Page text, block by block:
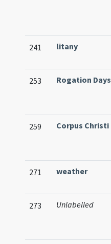
241 litany
253 Rogation Days
259 Corpus Christi
271 weather
273 Unlabelled